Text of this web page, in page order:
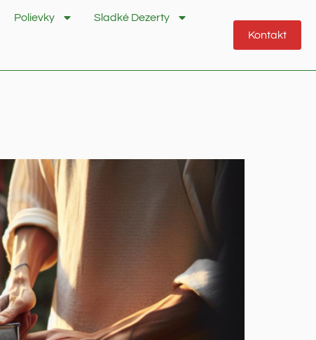
Polievky Sladké Dezerty
Kontakt